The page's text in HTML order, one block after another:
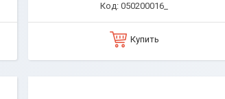
050200016_
Купить